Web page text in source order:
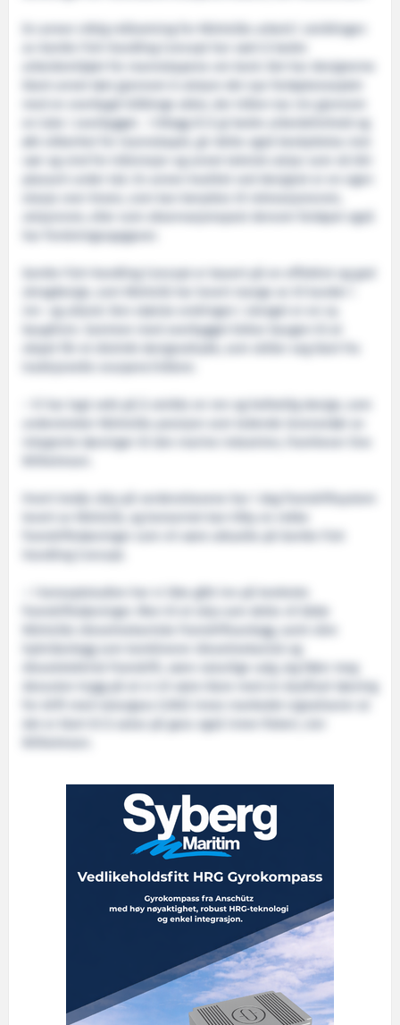
En annen viktig målsetning for Wärtsiläs arbeid i utviklingen
av Gentle Fish Handling Concept har vært å bedre
arbeidsmiljøet for mannskapene om bord. Det har designerne
blant annet løst gjennom å utstyre det nye fartøykonseptet
med en overbygd trålbinge akter, der trålen tas inn gjennom
en luke i overbygget. I tillegg til å gi bedre arbeidsforhold og
økt sikkerhet for mannskapet, gir dette også beskyttelse mot
plassert under tak. En annen kvalitet ved designet er en egen
utstyrsrom, eller som observasjonspost dersom fartøyet også
har forskningsoppgaver.
Gentle Fish Handling Concept er basert på en effektivt og god
skrogdesign, som Wärtsilä har levert mange av til kunder i
inn- og utland. Den største endringen i skroget er en ny
baugform. Sammen med overbygget bidrar baugen til at
skipet får et distinkt designuttrykk, som skiller seg klart fra
– Vi har lagt vekt på å utvikle en ren og helhetlig design, som
integrerte løsninger til den marine industrien, framhever Ove
Wilhelmsen.
Hvert tredje skip på verdenshavene har i dag framdriftsystem
levert av Wärtsilä, og konsernet kan tilby en rekke
framdriftsløsninger som vil være aktuelle på Gentle Fish
– I konseptstudien har vi ikke gått inn på konkrete
framdriftsløsninger. Men til et skip som dette vil både
Wärtsiläs dieselmekaniske framdriftsanlegg, samt våre
hybridanlegg som kombinerer dieselmekanisk og
dieselelektrisk framdrift, være naturlige valg. Jeg føler meg
dessuten trygg på at vi vil være klare med en dualfuel-løsning
for drift med naturgass (LNG) innen markedet signaliserer at
det er klart til å satse på gass også innen fiskeri, sier
Wilhelmsen.